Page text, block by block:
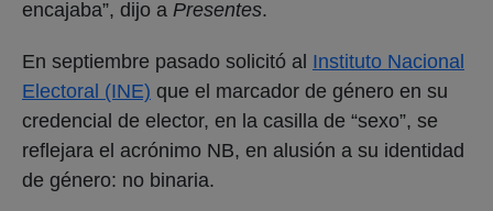
encajaba”, dijo a Presentes.
En septiembre pasado solicitó al Instituto Nacional
Electoral (INE) que el marcador de género en su
credencial de elector, en la casilla de “sexo”, se
reflejara el acrónimo NB, en alusión a su identidad
de género: no binaria.